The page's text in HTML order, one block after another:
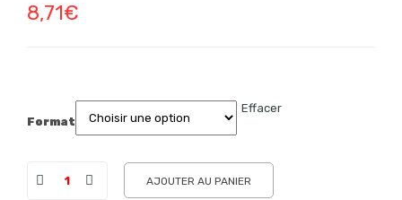
8,71€
Format
Effacer
AJOUTER AU PANIER